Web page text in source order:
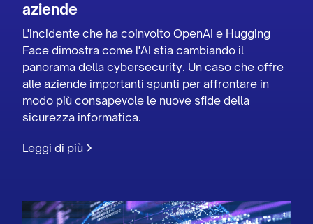
aziende
L'incidente che ha coinvolto OpenAI e Hugging
Face dimostra come l'AI stia cambiando il
panorama della cybersecurity. Un caso che offre
alle aziende importanti spunti per affrontare in
modo più consapevole le nuove sfide della
sicurezza informatica.
Leggi di più